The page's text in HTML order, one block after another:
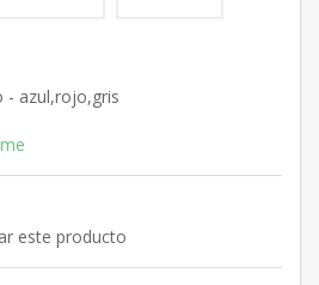
- azul,rojo,gris
este producto